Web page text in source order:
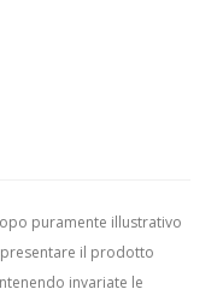
puramente illustrativo
il prodotto
invariate le